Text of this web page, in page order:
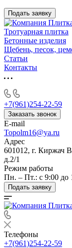
Подать заявку
Тротуарная плитка
Бетонные изделия
Щебень, песок,
Статьи
Контакты
+7(961)254-22-59
Заказать звонок
E-mail
Topolm16@ya.ru
Адрес
601012, г. Киржач
д.2/1
Режим работы
Пн. – Пт.: с 9:00 до
Подать заявку
Телефоны
+7(961)254-22-59